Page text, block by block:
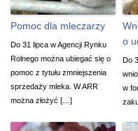
Pomoc dla mleczarzy
Do 31 lipca w Agencji Rynku
Rolnego można ubiegać się o
pomoc z tytułu zmniejszenia
sprzedaży mleka. W ARR
można złożyć […]
o
Do
w